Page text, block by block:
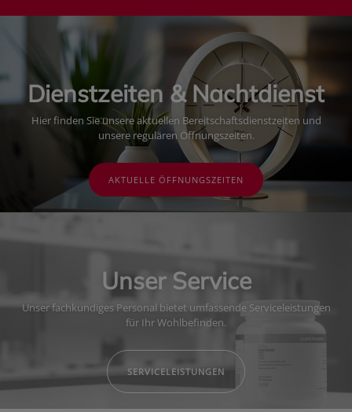
Dienstzeiten & Nachtdienst
Hier finden Sie unsere aktuellen Bereitschaftsdienstzeiten und
unsere regulären Öffnungszeiten.
AKTUELLE ÖFFNUNGSZEITEN
Unser Service
Unser fachkundiges Personal bietet umfassende Serviceleistungen
für Ihr Wohlbefinden.
SERVICELEISTUNGEN